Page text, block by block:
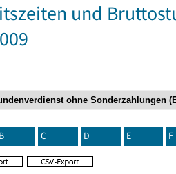
und
B C D E F